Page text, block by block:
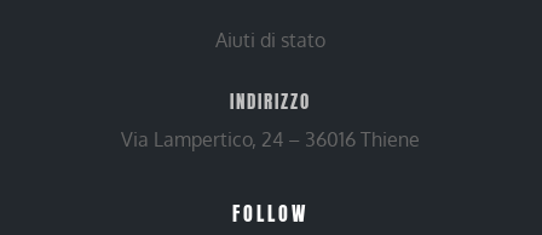
Aiuti di stato
INDIRIZZO
Via Lampertico, 24 – 36016 Thiene
FOLLOW